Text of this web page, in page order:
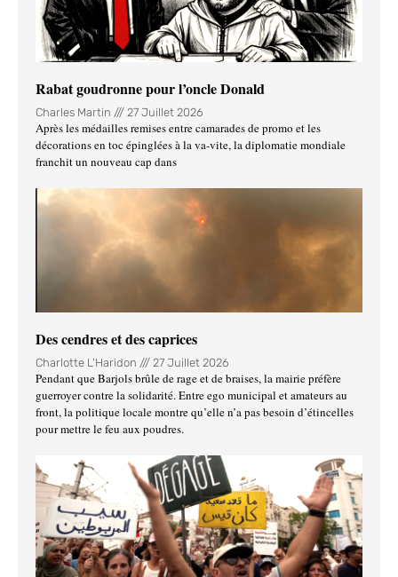
Rabat goudronne pour l’oncle Donald
Charles Martin 27 Juillet 2026
Après les médailles remises entre camarades de promo et les
décorations en toc épinglées à la va-vite, la diplomatie mondiale
franchit un nouveau cap dans
Des cendres et des caprices
Charlotte L'Haridon 27 Juillet 2026
Pendant que Barjols brûle de rage et de braises, la mairie préfère
guerroyer contre la solidarité. Entre ego municipal et amateurs au
front, la politique locale montre qu’elle n’a pas besoin d’étincelles
pour mettre le feu aux poudres.